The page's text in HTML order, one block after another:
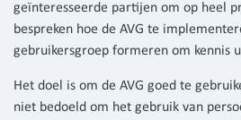
geïnteresseerde partijen om op heel
bespreken hoe de AVG te
gebruikersgroep formeren om kennis
Het doel is om de AVG goed te
niet bedoeld om het gebruik van